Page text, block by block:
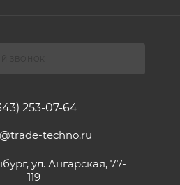
253-07-64
techno.ru
ул. Ангарская, 77-
119